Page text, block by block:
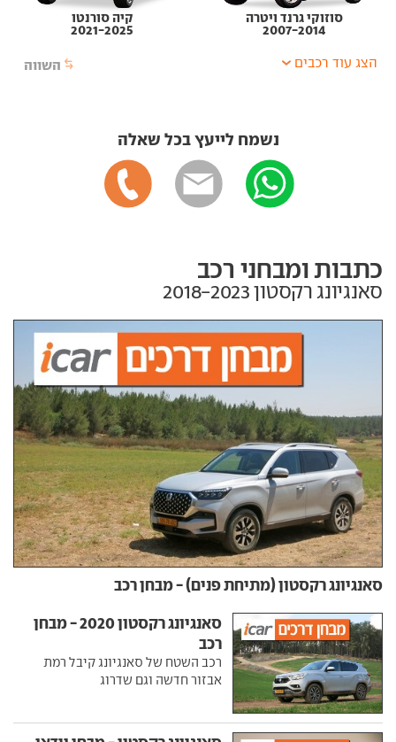
סוזוקי גרנד ויטרה
2007-2014
קיה סורנטו
2021-2025
השווה הצג עוד רכבים
נשמח לייעץ בכל שאלה
כתבות ומבחני רכב
סאנגיונג רקסטון‏ 2018-2023
סאנגיונג רקסטון (מתיחת פנים) - מבחן רכב
סאנגיונג רקסטון 2020 - מבחן
רכב
רכב השטח של סאנגיונג קיבל רמת
אבזור חדשה וגם שדרוג